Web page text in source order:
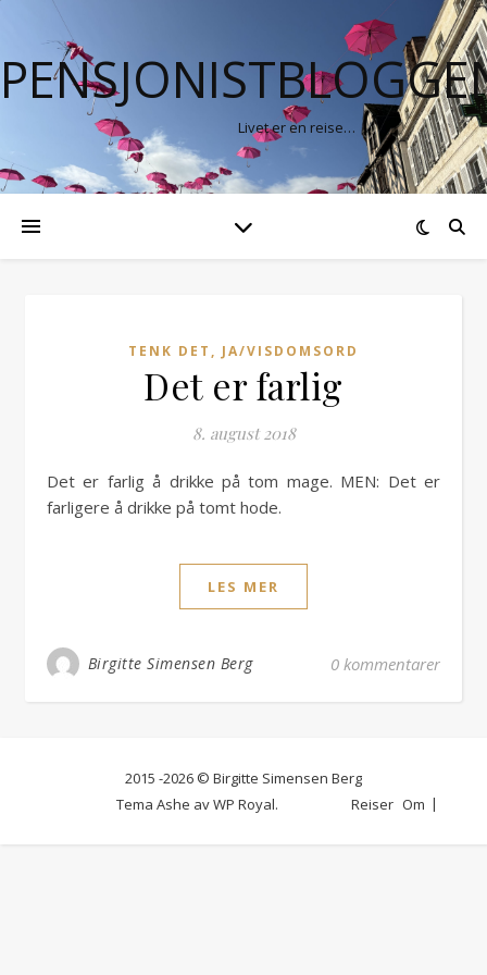
Livet er en reise…
TENK DET, JA/VISDOMSORD
Det er farlig
8. august 2018
Det er farlig å drikke på tom mage. MEN: Det er
farligere å drikke på tomt hode.
LES MER
Birgitte Simensen Berg 0 kommentarer
2015 -2026 © Birgitte Simensen Berg
Reiser Om
Tema Ashe avWP Royal.